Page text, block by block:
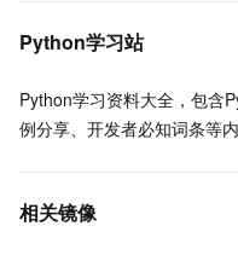
Python学习站
Python学习资料大全，包含
例分享、开发者必知词条等内
相关镜像